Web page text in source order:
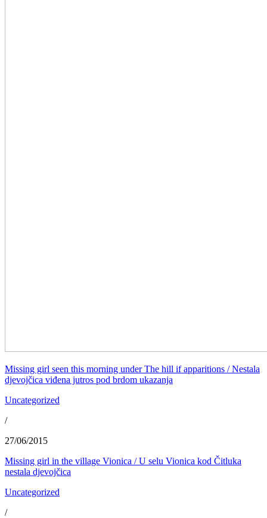
Missing girl seen this morning under The hill if apparitions / Nestala
djevojčica viđena jutros pod brdom ukazanja
Uncategorized
/
27/06/2015
Missing girl in the village Vionica / U selu Vionica kod Čitluka
nestala djevojčica
Uncategorized
/